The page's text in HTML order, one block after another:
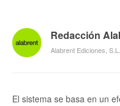
Redacción
Alabrent Ediciones, S.L.
El sistema se basa en un